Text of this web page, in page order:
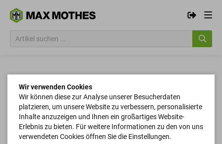
Wir verwenden Cookies
Wir können diese zur Analyse unserer Besucherdaten
platzieren, um unsere Website zu verbessern, personalisierte
Inhalte anzuzeigen und Ihnen ein großartiges Website-
Erlebnis zu bieten. Für weitere Informationen zu den von uns
verwendeten Cookies öffnen Sie die Einstellungen.